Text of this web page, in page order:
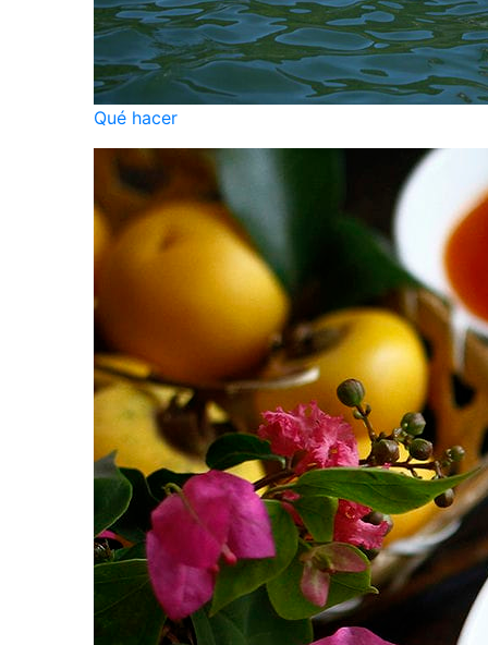
Qué hacer